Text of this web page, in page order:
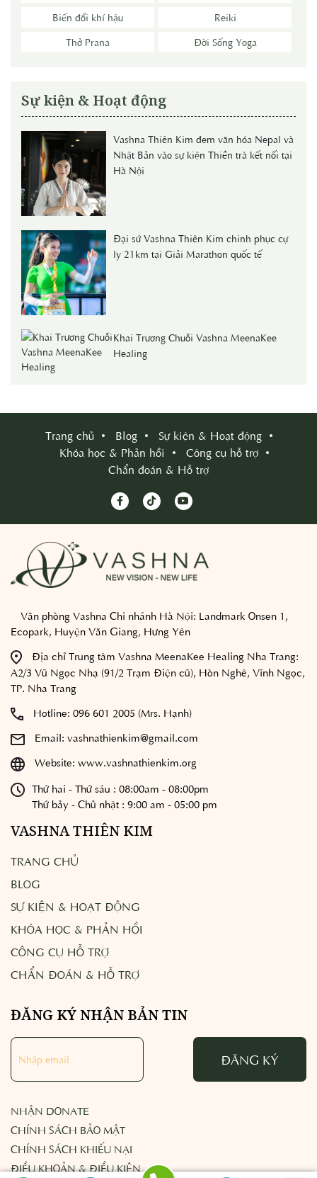
Biến đổi khí hậu
Reiki
Thở Prana
Đời Sống Yoga
Sự kiện & Hoạt động
Vashna Thiên Kim đem văn hóa Nepal và
Nhật Bản vào sự kiện Thiền trà kết nối tại
Hà Nội
Đại sứ Vashna Thiên Kim chinh phục cự
ly 21km tại Giải Marathon quốc tế
Khai Trương Chuỗi Vashna MeenaKee
Healing
Trang chủ Blog
Sự kiện & Hoạt động
Khóa học & Phản hồi
Công cụ hỗ trợ
Chẩn đoán & Hỗ trợ
Văn phòng Vashna Chi nhánh Hà Nội: Landmark Onsen 1,
Ecopark, Huyện Văn Giang, Hưng Yên
Địa chỉ Trung tâm Vashna MeenaKee Healing Nha Trang:
A2/3 Vũ Ngọc Nhạ (91/2 Trạm Điện cũ), Hòn Nghê, Vĩnh Ngọc,
TP. Nha Trang
Hotline: 096 601 2005 (Mrs. Hạnh)
Email: vashnathienkim@gmail.com
Website: www.vashnathienkim.org
Thứ hai - Thứ sáu : 08:00am - 08:00pm
Thứ bảy - Chủ nhật : 9:00 am - 05:00 pm
VASHNA THIÊN KIM
TRANG CHỦ
BLOG
SỰ KIỆN & HOẠT ĐỘNG
KHÓA HỌC & PHẢN HỒI
CÔNG CỤ HỖ TRỢ
CHẨN ĐOÁN & HỖ TRỢ
ĐĂNG KÝ NHẬN BẢN TIN
ĐĂNG KÝ
NHẬN DONATE
CHÍNH SÁCH BẢO MẬT
CHÍNH SÁCH KHIẾU NẠI
ĐIỀU KHOẢN & ĐIỀU KIỆN